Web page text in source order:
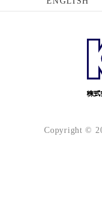
Copyright ©